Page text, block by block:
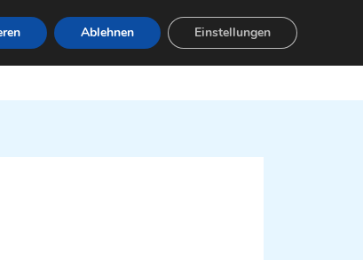
Servicebereiche
Ablehnen Einstellungen